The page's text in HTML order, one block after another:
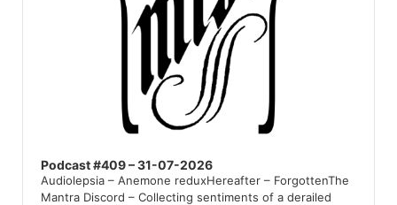
Podcast #409 – 31-07-2026
Audiolepsia – Anemone reduxHereafter – ForgottenThe
Mantra Discord – Collecting sentiments of a derailed